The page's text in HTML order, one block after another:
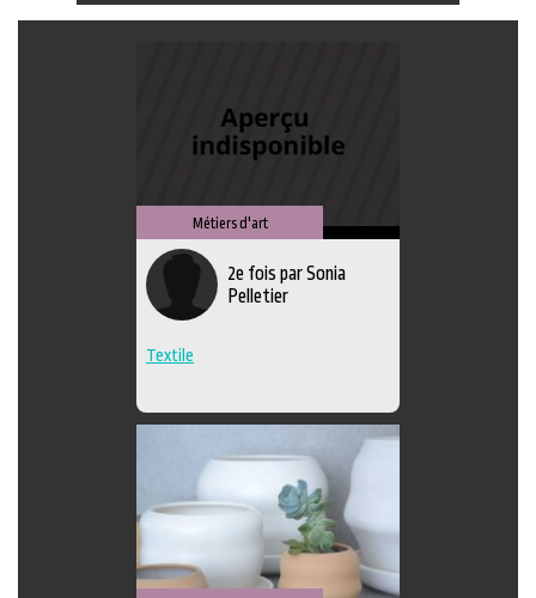
Métiers d'art
2e fois par Sonia
Pelletier
Textile